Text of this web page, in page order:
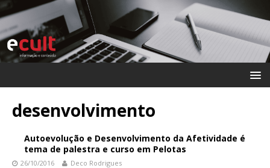
desenvolvimento
Autoevolução e Desenvolvimento da Afetividade é
tema de palestra e curso em Pelotas
26/10/2016 Deco Rodrigues